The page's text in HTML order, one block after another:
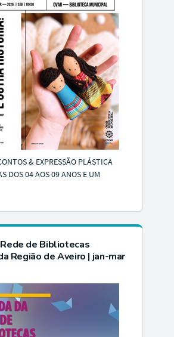
& EXPRESSÃO PLÁSTICA
DOS 04 AOS 09 ANOS E UM
de Bibliotecas
Região de Aveiro | jan-mar